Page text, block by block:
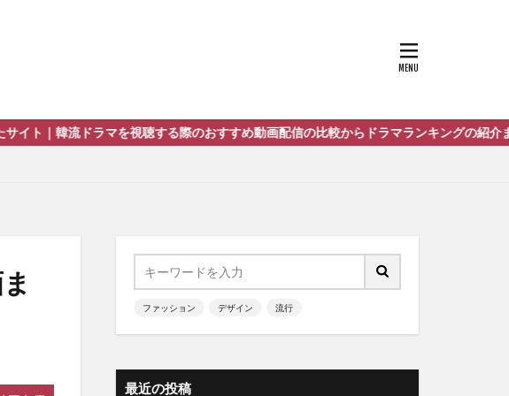
る際のおすすめ動画配信の比較からドラマランキングの紹介までをまとめたサイト「ネ
ファッション デザイン 流行
最近の投稿